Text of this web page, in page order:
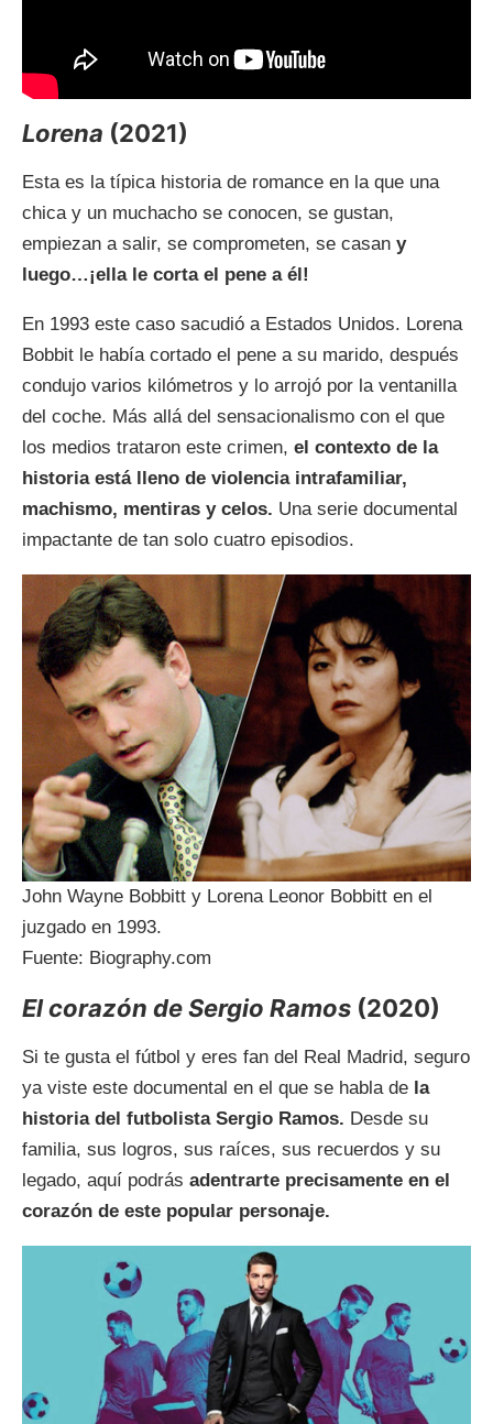
Lorena (2021)
Esta es la típica historia de romance en la que una
chica y un muchacho se conocen, se gustan,
empiezan a salir, se comprometen, se casan y
luego…¡ella le corta el pene a él!
En 1993 este caso sacudió a Estados Unidos. Lorena
Bobbit le había cortado el pene a su marido, después
condujo varios kilómetros y lo arrojó por la ventanilla
del coche. Más allá del sensacionalismo con el que
los medios trataron este crimen, el contexto de la
historia está lleno de violencia intrafamiliar,
machismo, mentiras y celos. Una serie documental
impactante de tan solo cuatro episodios.
John Wayne Bobbitt y Lorena Leonor Bobbitt en el
juzgado en 1993.
Fuente: Biography.com
El corazón de Sergio Ramos (2020)
Si te gusta el fútbol y eres fan del Real Madrid, seguro
ya viste este documental en el que se habla de la
historia del futbolista Sergio Ramos. Desde su
familia, sus logros, sus raíces, sus recuerdos y su
legado, aquí podrás adentrarte precisamente en el
corazón de este popular personaje.